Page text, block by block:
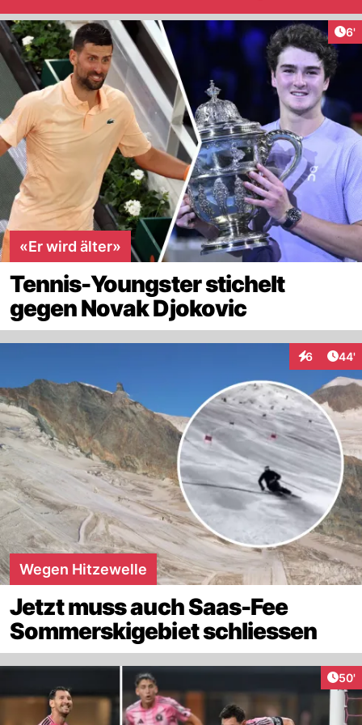
6'
«Er wird älter»
Tennis-Youngster stichelt
gegen Novak Djokovic
6 44'
Wegen Hitzewelle
Jetzt muss auch Saas-Fee
Sommerskigebiet schliessen
50'